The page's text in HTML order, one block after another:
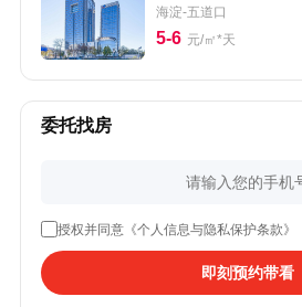
海淀-五道口
5-6 元/㎡*天
委托找房
授权并同意《个人信息与隐私保护条款》
即刻预约带看